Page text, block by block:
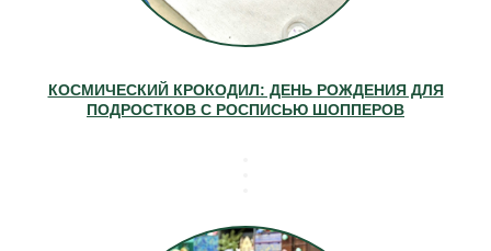
КОСМИЧЕСКИЙ КРОКОДИЛ: ДЕНЬ РОЖДЕНИЯ ДЛЯ
ПОДРОСТКОВ С РОСПИСЬЮ ШОППЕРОВ